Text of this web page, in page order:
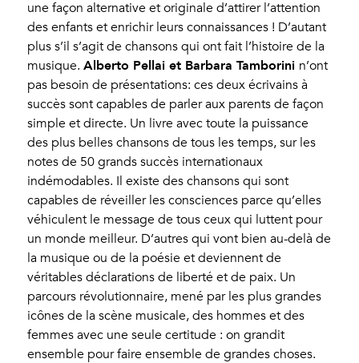
une façon alternative et originale d’attirer l’attention
des enfants et enrichir leurs connaissances ! D’autant
plus s’il s’agit de chansons qui ont fait l’histoire de la
musique.Alberto Pellai et Barbara Tamborini n’ont
pas besoin de présentations: ces deux écrivains à
succès sont capables de parler aux parents de façon
simple et directe. Un livre avec toute la puissance
des plus belles chansons de tous les temps, sur les
notes de 50 grands succès internationaux
indémodables. Il existe des chansons qui sont
capables de réveiller les consciences parce qu’elles
véhiculent le message de tous ceux qui luttent pour
un monde meilleur. D’autres qui vont bien au-delà de
la musique ou de la poésie et deviennent de
véritables déclarations de liberté et de paix. Un
parcours révolutionnaire, mené par les plus grandes
icônes de la scène musicale, des hommes et des
femmes avec une seule certitude : on grandit
ensemble pour faire ensemble de grandes choses.